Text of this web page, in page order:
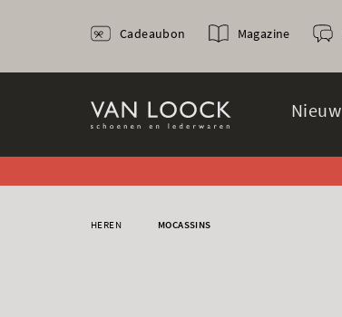
Nieuw
Cadeaubon Magazine
HEREN MOCASSINS